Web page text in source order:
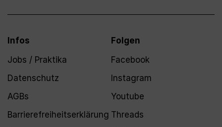
Infos
Jobs / Praktika
Datenschutz
AGBs
Barrierefreiheitserklärung
Folgen
Facebook
Instagram
Youtube
Threads